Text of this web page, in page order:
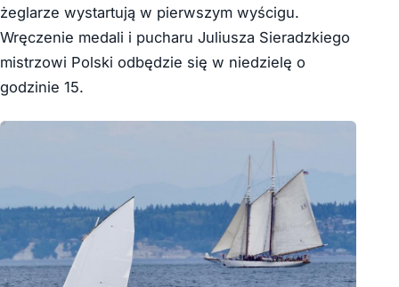
żeglarze wystartują w pierwszym wyścigu.
Wręczenie medali i pucharu Juliusza Sieradzkiego
mistrzowi Polski odbędzie się w niedzielę o
godzinie 15.